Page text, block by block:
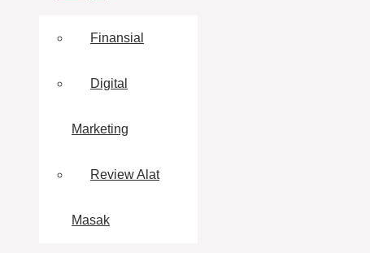
Finansial
Digital
Marketing
Review Alat
Masak